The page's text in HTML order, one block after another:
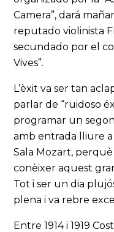
Camera”, dará
reputado violinista
secundado por el
Vives”.
L’èxit va ser tan
parlar de “ruidoso
programar un
amb entrada lliure a
Sala Mozart,
conèixer aquest
Tot i ser un dia
plena i va rebre
Entre 1914 i 1919